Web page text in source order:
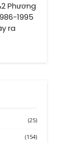
Phương
1995
ra
(25)
(154)